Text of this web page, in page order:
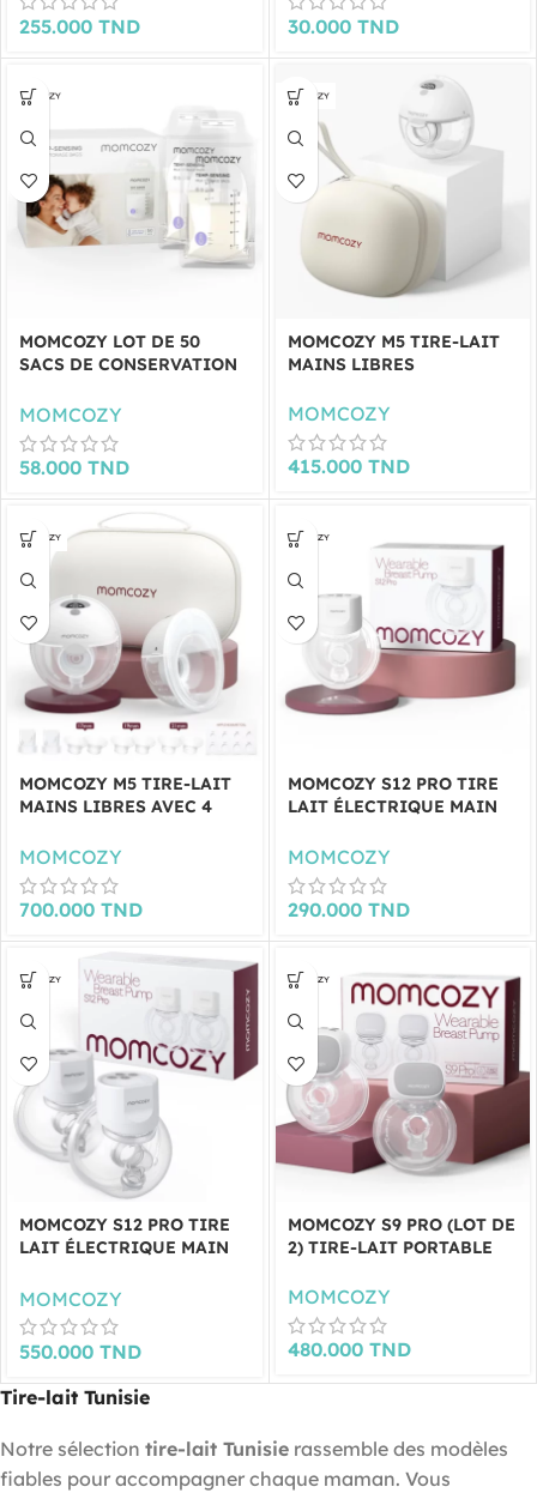
255.000 TND 30.000 TND
MOMCOZY LOT DE 50
SACS DE CONSERVATION
MOMCOZY
58.000 TND
MOMCOZY M5 TIRE-LAIT
MAINS LIBRES
MOMCOZY
415.000 TND
MOMCOZY M5 TIRE-LAIT
MAINS LIBRES AVEC 4
MOMCOZY
700.000 TND
MOMCOZY S12 PRO TIRE
LAIT ÉLECTRIQUE MAIN
MOMCOZY
290.000 TND
MOMCOZY S12 PRO TIRE
LAIT ÉLECTRIQUE MAIN
MOMCOZY
550.000 TND
MOMCOZY S9 PRO (LOT DE
2) TIRE-LAIT PORTABLE
MOMCOZY
480.000 TND
Tire-lait Tunisie
Notre sélection tire-lait Tunisie rassemble des modèles
fiables pour accompagner chaque maman. Vous